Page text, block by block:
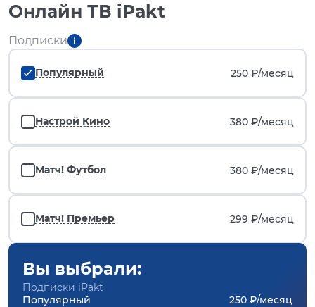
Онлайн ТВ iPakt
Подписки
Популярный 250 ₽/месяц
Настрой Кино 380 ₽/месяц
Матч! Футбол 380 ₽/месяц
Матч! Премьер 299 ₽/месяц
Вы выбрали:
Подписки iPakt
Популярный
250 ₽/месяц